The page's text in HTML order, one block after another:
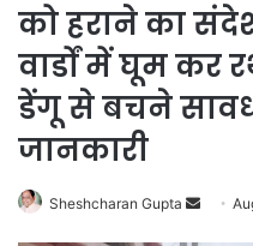
को हराने का
वार्डों में घूम कर
डेंगू से बचने
जानकारी
Sheshcharan Gupta
Send